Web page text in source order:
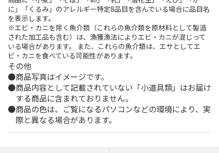
に」「くるみ」のアレルギー特定8品目を含んでいる場合に品目名
を表示します。
※エビ・カニを除く魚介類（これらの魚介類を原材料として製造
された加工品も含む）は、漁獲漁法によりエビ・カニが混じって
いる場合があります。 また、これらの魚介類は、エサとしてエ
ビ・カニを食べている可能性があります。
その他
商品写真はイメージです。
商品内容として記載されていない「小道具類」はお届け
する商品に含まれておりません。
商品の色は、ご覧になるパソコンなどの環境により、実
際と異なる場合があります。